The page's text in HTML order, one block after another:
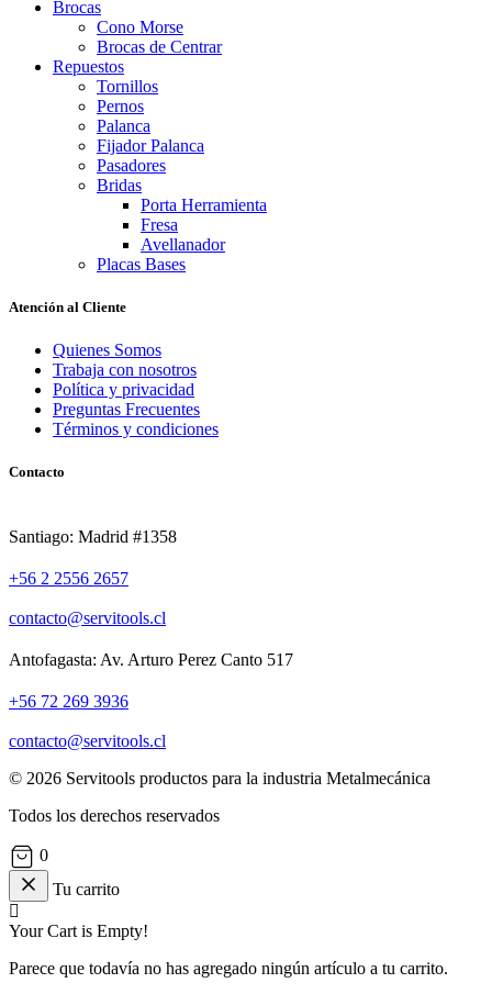
Brocas
Cono Morse
Brocas de Centrar
Repuestos
Tornillos
Pernos
Palanca
Fijador Palanca
Pasadores
Bridas
Porta Herramienta
Fresa
Avellanador
Placas Bases
Atención al Cliente
Quienes Somos
Trabaja con nosotros
Política y privacidad
Preguntas Frecuentes
Términos y condiciones
Contacto
Santiago: Madrid #1358
+56 2 2556 2657
contacto@servitools.cl
Antofagasta: Av. Arturo Perez Canto 517
+56 72 269 3936
contacto@servitools.cl
© 2026 Servitools productos para la industria Metalmecánica
Todos los derechos reservados
0
Tu carrito
Your Cart is Empty!
Parece que todavía no has agregado ningún artículo a tu carrito.